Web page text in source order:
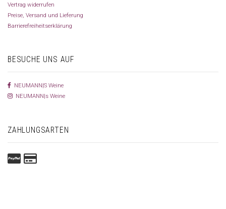
Vertrag widerrufen
Preise, Versand und Lieferung
Barrierefreiheitserklärung
BESUCHE UNS AUF
NEUMANN|S Weine
NEUMANN|s Weine
ZAHLUNGSARTEN